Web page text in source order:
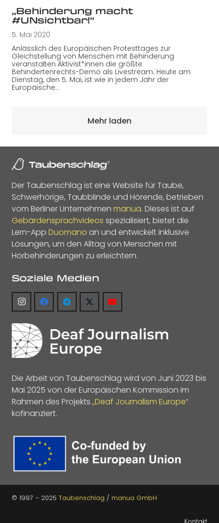
„Behinderung macht
#UNsichtbar!“
5. Mai 2020
Anlässlich des Europäischen Protesttages zur
Gleichstellung von Menschen mit Behinderung
veranstalten Aktivist*innen die größte
Behindertenrechts-Demo als Livestream. Heute am
Dienstag, den 5. Mai, ist wie in jedem Jahr der
Europäische…
Mehr laden
Der Taubenschlag ist eine Website für Taube,
Schwerhörige, Taubblinde und Hörende, betrieben
vom Berliner Unternehmen manua. Dieses ist auf
Gebärdensprachvideos spezialisiert, bietet die
Lern-App Duomano an und entwickelt inklusive
Lösungen, um den Alltag von Menschen mit
Hörbehinderungen zu erleichtern.
Soziale Medien
Die Arbeit von Taubenschlag wird von Juni 2023 bis
Mai 2025 von der Europäischen Kommission im
Rahmen des Projekts „Deaf Journalism Europe“
kofinanziert.
© 1997 – 2025 Taubenschlag / manua GmbH